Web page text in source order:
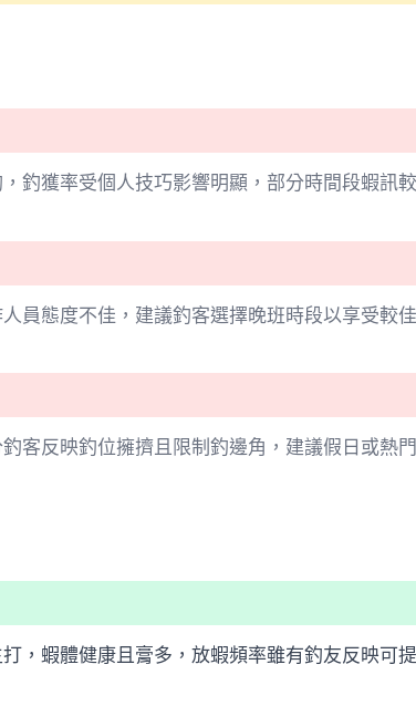
釣獲率受個人技巧影響明顯，部分時間段蝦訊
員態度不佳，建議釣客選擇晚班時段以享受較
客反映釣位擁擠且限制釣邊角，建議假日或熱
，蝦體健康且膏多，放蝦頻率雖有釣友反映可